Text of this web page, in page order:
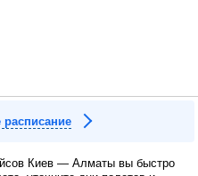
расписание
Киев — Алматы вы быстро